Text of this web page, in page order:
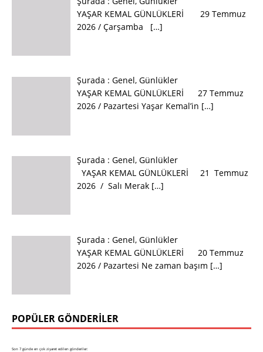
YAŞAR KEMAL GÜNLÜKLERİ 29 Temmuz
2026 / Çarşamba […]
Şurada : Genel, Günlükler
YAŞAR KEMAL GÜNLÜKLERİ 27 Temmuz
2026 / Pazartesi Yaşar Kemal’in […]
Şurada : Genel, Günlükler
YAŞAR KEMAL GÜNLÜKLERİ 21 Temmuz
2026 / Salı Merak […]
Şurada : Genel, Günlükler
YAŞAR KEMAL GÜNLÜKLERİ 20 Temmuz
2026 / Pazartesi Ne zaman başım […]
POPÜLER GÖNDERILER
Son 7 günde en çok ziyaret edilen gönderiler: